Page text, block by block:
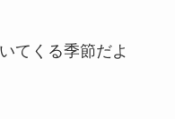
てくる季節だよ